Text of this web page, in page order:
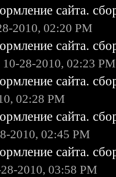
сайта.
2010, 02:20 PM
сайта.
10-28-2010, 02:23 PM
сайта.
02:28 PM
сайта.
2010, 02:45 PM
сайта.
2010, 03:58 PM